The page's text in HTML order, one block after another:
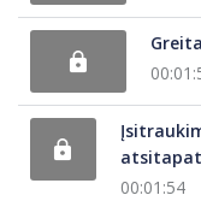
00:01:54